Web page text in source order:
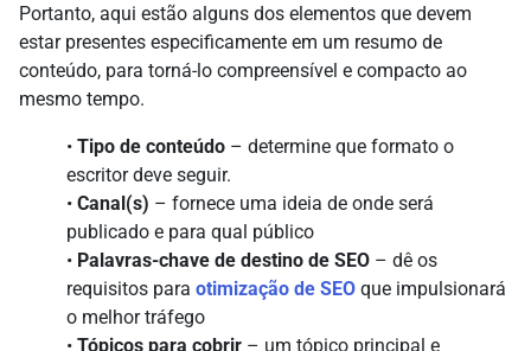
Portanto, aqui estão alguns dos elementos que devem
estar presentes especificamente em um resumo de
conteúdo, para torná-lo compreensível e compacto ao
mesmo tempo.
• Tipo de conteúdo – determine que formato o
escritor deve seguir.
• Canal(s) – fornece uma ideia de onde será
publicado e para qual público
• Palavras-chave de destino de SEO – dê os
requisitos para otimização de SEO que impulsionará
o melhor tráfego
• Tópicos para cobrir – um tópico principal e